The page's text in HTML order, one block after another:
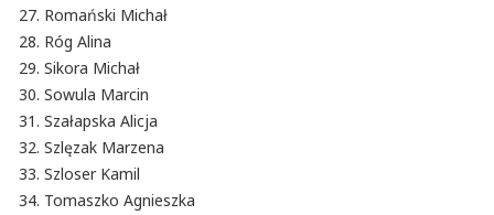
Romański Michał
Róg Alina
Sikora Michał
Sowula Marcin
Szałapska Alicja
Szlęzak Marzena
Szloser Kamil
Tomaszko Agnieszka